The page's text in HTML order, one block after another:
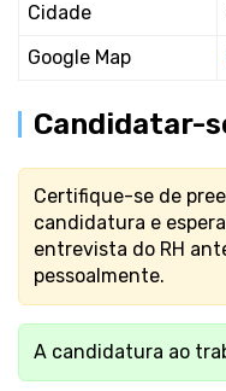
Cidade
Google Map
Candidatar-
Certifique-se de
candidatura e
entrevista do RH
pessoalmente.
A candidatura ao